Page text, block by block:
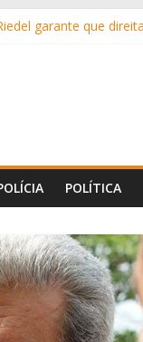
garante que
ao tentar comprar
de maconha na BR-
POLÍTICA